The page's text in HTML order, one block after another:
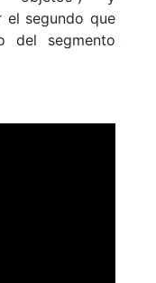
el segundo que
del segmento